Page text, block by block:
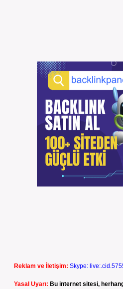
Reklam ve İletişim: Skype:
Yasal Uyarı: Bu internet sitesi,